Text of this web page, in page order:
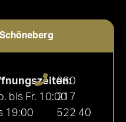
bis Fr. 10:00
19:00
030
217
522 40